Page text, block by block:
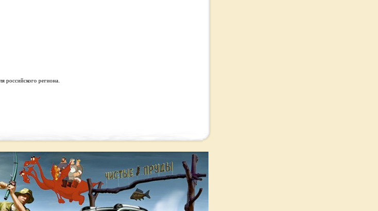
российского региона.